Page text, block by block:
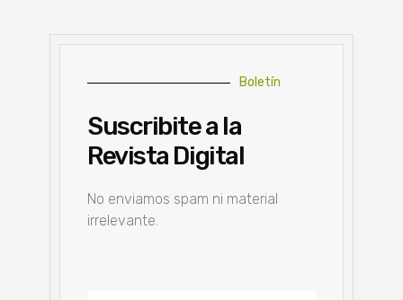
Boletín
Suscribite a la
Revista Digital
No enviamos spam ni material
irrelevante.